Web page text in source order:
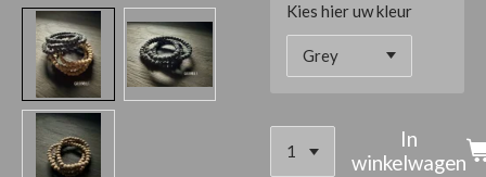
Kies hier uw kleur
In
winkelwagen